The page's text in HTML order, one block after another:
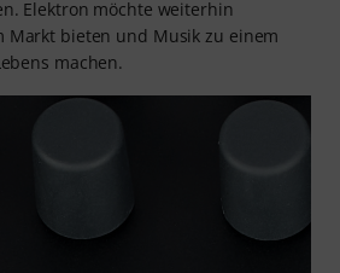
Elektron möchte weiterhin
Markt bieten und Musik zu einem
machen.